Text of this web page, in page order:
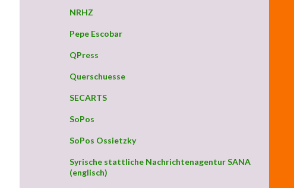
NRHZ
Pepe Escobar
QPress
Querschuesse
SECARTS
SoPos
SoPos Ossietzky
Syrische stattliche Nachrichtenagentur SANA
(englisch)